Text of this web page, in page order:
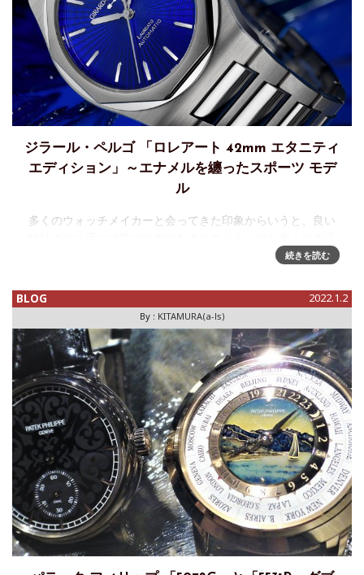
ジラール・ペルゴ 「ロレアート 42mm エタニティ
エディション」～エナメルを纏ったスポーツ モデ
ル
多くのウォッチメイカーと会ってきた印象からいうと、良い
段を探している感がある。しかしその使い手であるユーザー
ジがある。特にファッショ
続きを読む
BLOG 2022.1.2
By : KITAMURA(a-ls)